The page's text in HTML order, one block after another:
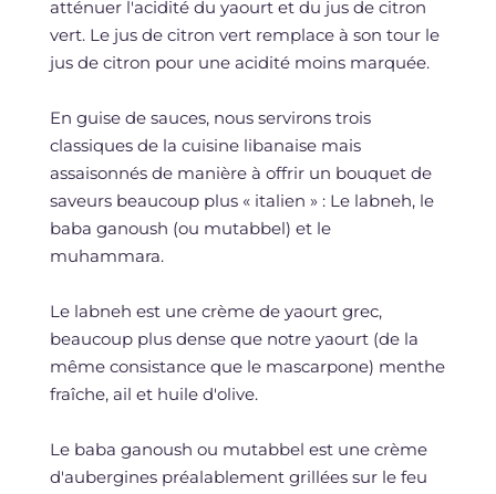
atténuer l'acidité du yaourt et du jus de citron
vert. Le jus de citron vert remplace à son tour le
jus de citron pour une acidité moins marquée.
En guise de sauces, nous servirons trois
classiques de la cuisine libanaise mais
assaisonnés de manière à offrir un bouquet de
saveurs beaucoup plus « italien » : Le labneh, le
baba ganoush (ou mutabbel) et le
muhammara.
Le labneh est une crème de yaourt grec,
beaucoup plus dense que notre yaourt (de la
même consistance que le mascarpone) menthe
fraîche, ail et huile d'olive.
Le baba ganoush ou mutabbel est une crème
d'aubergines préalablement grillées sur le feu